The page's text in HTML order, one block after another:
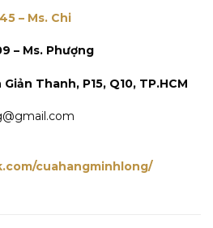
– Ms. Chi
– Ms. Phượng
Thanh, P15, Q10, TP.HCM
cuahangminhlong/